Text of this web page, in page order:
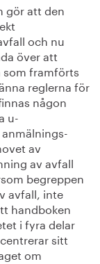
gör att den
och nu
över att
som framförts
reglerna för
någon
u-
av
av avfall
begreppen
avfall, inte
handboken
i fyra delar
sitt
om